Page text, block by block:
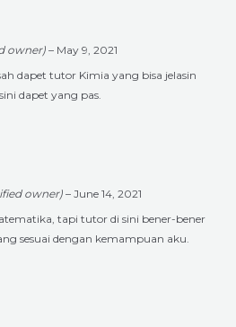
owner)– May 9, 2021
dapet tutor Kimia yang bisa jelasin
dapet yang pas.
owner)– June 14, 2021
tapi tutor di sini bener-bener
sesuai dengan kemampuan aku.